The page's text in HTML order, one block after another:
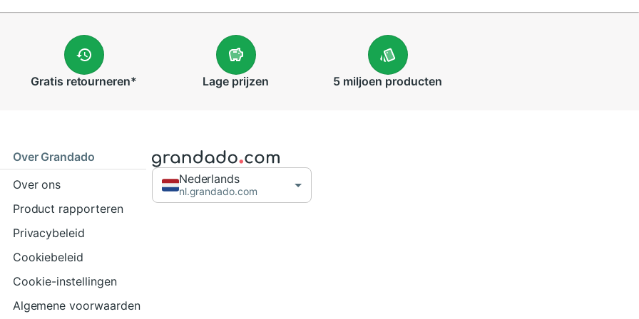
Gratis retourneren* Lage prijzen 5 miljoen producten
Over Grandado
Over ons
Product rapporteren
Privacybeleid
Cookiebeleid
Cookie-instellingen
Algemene voorwaarden
Nederlands
nl.grandado.com